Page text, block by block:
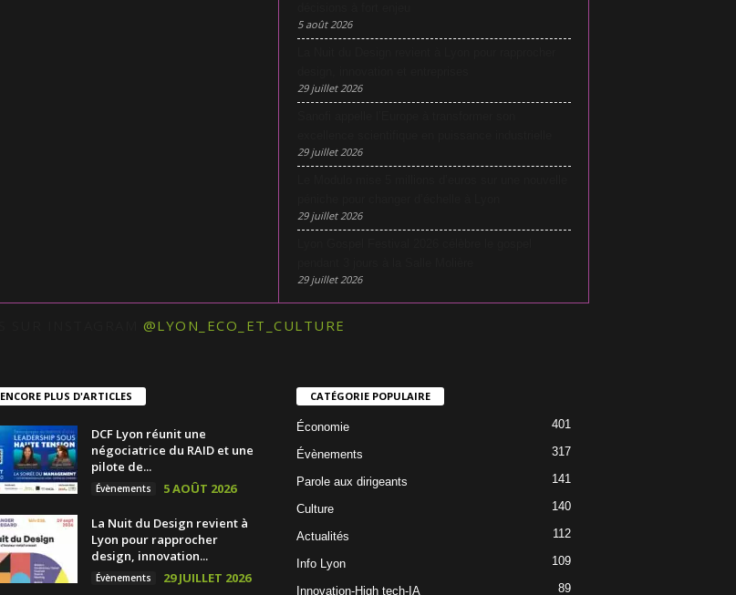
5 août 2026
29 juillet 2026
29 juillet 2026
29 juillet 2026
29 juillet 2026
@LYON_ECO_ET_CULTURE
ENCORE PLUS D'ARTICLES
DCF Lyon réunit une
négociatrice du RAID et une
pilote de...
Évènements 5 AOÛT 2026
La Nuit du Design revient à
Lyon pour rapprocher
design, innovation...
Évènements 29 JUILLET 2026
CATÉGORIE POPULAIRE
Économie 401
Évènements 317
Parole aux dirigeants 141
Culture 140
Actualités 112
Info Lyon 109
Innovation-High tech-IA 89